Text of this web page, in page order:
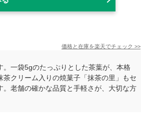
価格と在庫を楽天でチェック >>
一袋5gのたっぷりとした茶葉が、本格
クリーム入りの焼菓子「抹茶の里」もセ
老舗の確かな品質と手軽さが、大切な方